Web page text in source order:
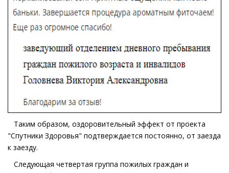
Таким образом, оздоровительный эффект от проекта
"Спутники Здоровья" подтверждается постоянно, от заезда
к заезду.
Следующая четвертая группа пожилых граждан и